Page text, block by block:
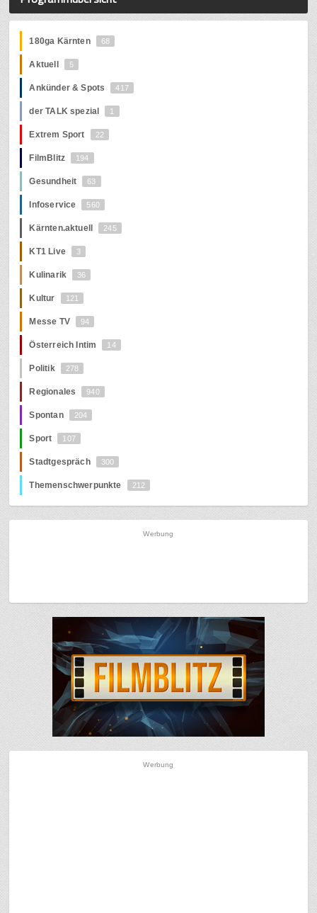
180ga Kärnten 68
Aktuell 5
Ankünder & Spots 417
der TALK spezial 1
Extrem Sport 22
FilmBlitz 194
Gesundheit 63
Infoservice 560
Kärnten.aktuell 245
KT1 Live 3
Kulinarik 36
Kultur 121
Messe TV 94
Österreich Intim 14
Politik 278
Regionales 940
Spontan 204
Sport 107
Stadtgespräch 300
Themenschwerpunkte 212
Werbung
Werbung